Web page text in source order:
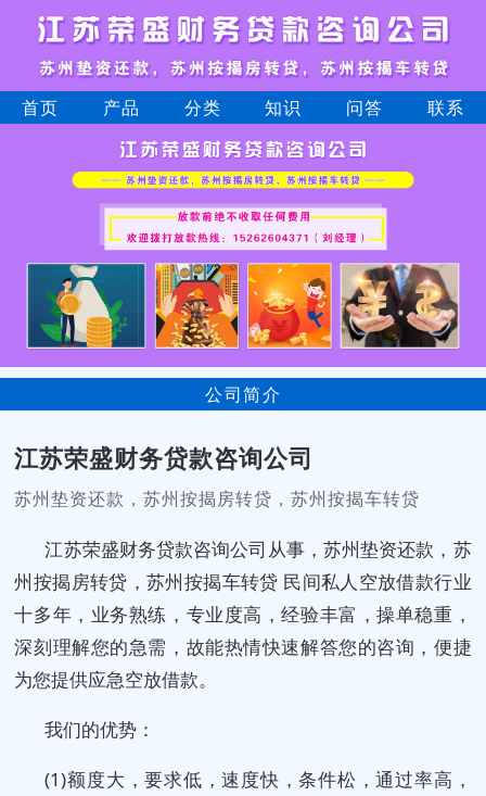
首页 产品 分类 知识 问答 联系
公司简介
江苏荣盛财务贷款咨询公司
苏州垫资还款，苏州按揭房转贷，苏州按揭车转贷
江苏荣盛财务贷款咨询公司从事，苏州垫资还款，苏
州按揭房转贷，苏州按揭车转贷 民间私人空放借款行业
十多年，业务熟练，专业度高，经验丰富，操单稳重，
深刻理解您的急需，故能热情快速解答您的咨询，便捷
为您提供应急空放借款。
我们的优势：
(1)额度大，要求低，速度快，条件松，通过率高，